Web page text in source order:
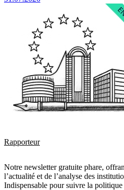
Rapporteur
Notre newsletter gratuite phare,
l’actualité et de l’analyse des
Indispensable pour suivre la politique